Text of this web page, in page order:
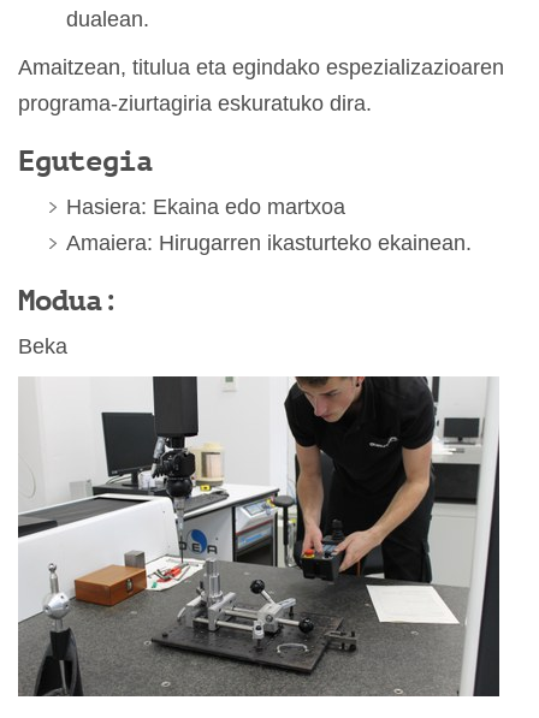
dualean.
Amaitzean, titulua eta egindako espezializazioaren
programa-ziurtagiria eskuratuko dira.
Egutegia
Hasiera: Ekaina edo martxoa
Amaiera: Hirugarren ikasturteko ekainean.
Modua:
Beka